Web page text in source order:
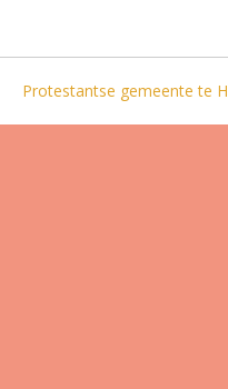
Protestantse gemeente te